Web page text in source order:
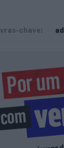
chave: